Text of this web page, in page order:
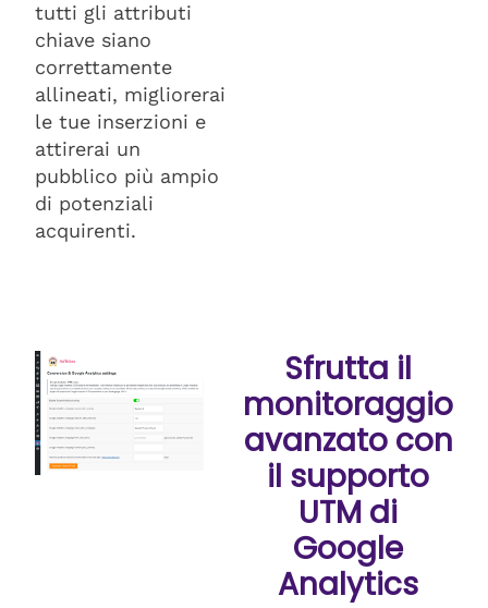
tutti gli attributi
chiave siano
correttamente
allineati, migliorerai
le tue inserzioni e
attirerai un
pubblico più ampio
di potenziali
acquirenti.
Sfrutta il
monitoraggio
avanzato con
il supporto
UTM di
Google
Analytics